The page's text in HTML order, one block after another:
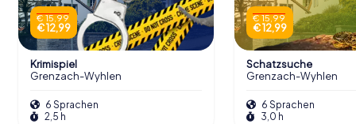
€ 15,99
€ 12,99
Krimispiel
Grenzach-Wyhlen
6 Sprachen
2,5 h
€ 15,99
€ 12,99
Schatzsuche
Grenzach-Wyhlen
6 Sprachen
3,0 h